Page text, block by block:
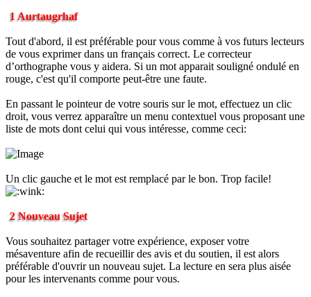
1 Aurtaugrhaf
Tout d'abord, il est préférable pour vous comme à vos futurs lecteurs
de vous exprimer dans un français correct. Le correcteur
d’orthographe vous y aidera. Si un mot apparait souligné ondulé en
rouge, c'est qu'il comporte peut-être une faute.
En passant le pointeur de votre souris sur le mot, effectuez un clic
droit, vous verrez apparaître un menu contextuel vous proposant une
liste de mots dont celui qui vous intéresse, comme ceci:
Un clic gauche et le mot est remplacé par le bon. Trop facile!
2 Nouveau Sujet
Vous souhaitez partager votre expérience, exposer votre
mésaventure afin de recueillir des avis et du soutien, il est alors
préférable d'ouvrir un nouveau sujet. La lecture en sera plus aisée
pour les intervenants comme pour vous.